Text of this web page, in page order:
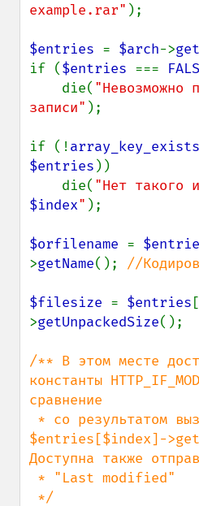
example.rar" );
$entries = $arch->
if ($entries ===
    die(
"Невозможно
записи" );
if (!array_key_exists
$entries ))
    die(
$index" );
$orfilename =
>getName(); //
$filesize = $entries [
>getUnpackedSize();
/** В этом месте
константы
сравнение
$entries[$index]-
Доступна также